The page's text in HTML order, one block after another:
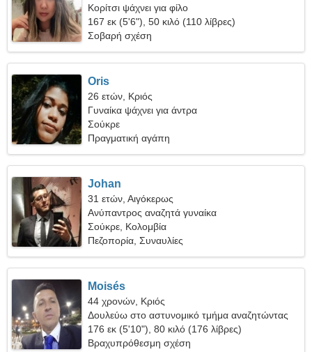
Κορίτσι ψάχνει για φίλο
167 εκ (5'6"), 50 κιλό (110 λίβρες)
Σοβαρή σχέση
Oris
26 ετών, Κριός
Γυναίκα ψάχνει για άντρα
Σούκρε
Πραγματική αγάπη
Johan
31 ετών, Αιγόκερως
Ανύπαντρος αναζητά γυναίκα
Σούκρε, Κολομβία
Πεζοπορία, Συναυλίες
Moisés
44 χρονών, Κριός
Δουλεύω στο αστυνομικό τμήμα αναζητώντας
μια γλυκιά γυναίκα
176 εκ (5'10"), 80 κιλό (176 λίβρες)
Βραχυπρόθεσμη σχέση